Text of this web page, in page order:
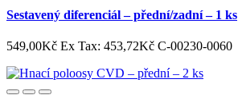
Sestavený diferenciál – přední/zadní – 1 ks
549,00Kč Ex Tax: 453,72Kč C-00230-0060